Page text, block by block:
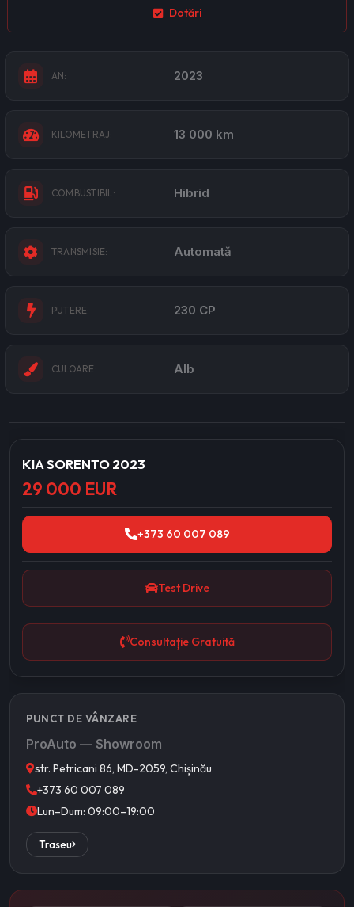
Dotări
AN: 2023
KILOMETRAJ: 13 000 km
COMBUSTIBIL: Hibrid
TRANSMISIE: Automată
PUTERE: 230 CP
CULOARE: Alb
KIA SORENTO 2023
29 000 EUR
+373 60 007 089
Test Drive
Consultație Gratuită
PUNCT DE VÂNZARE
ProAuto — Showroom
str. Petricani 86, MD-2059, Chișinău
+373 60 007 089
Lun–Dum: 09:00–19:00
Traseu